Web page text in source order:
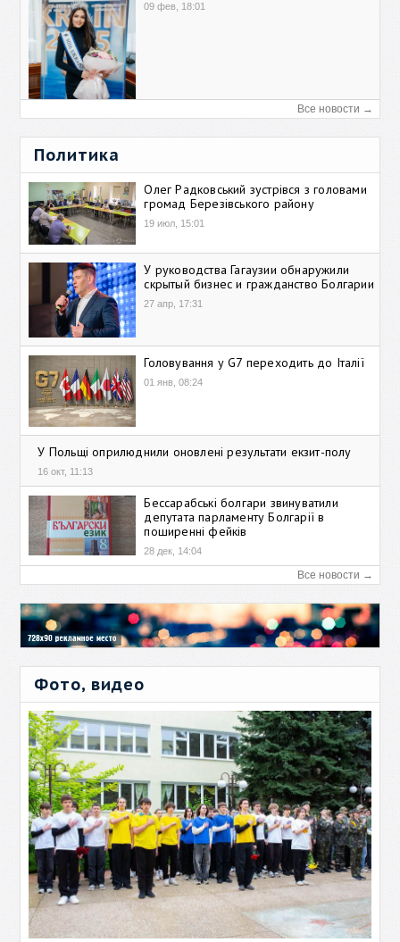
09 фев, 18:01
Все новости →
Политика
Олег Радковський зустрівся з головами
громад Березівського району
19 июл, 15:01
У руководства Гагаузии обнаружили
скрытый бизнес и гражданство Болгарии
27 апр, 17:31
Головування у G7 переходить до Італії
01 янв, 08:24
У Польщі оприлюднили оновлені результати екзит-полу
16 окт, 11:13
Бессарабські болгари звинуватили
депутата парламенту Болгарії в
поширенні фейків
28 дек, 14:04
Все новости →
Фото, видео